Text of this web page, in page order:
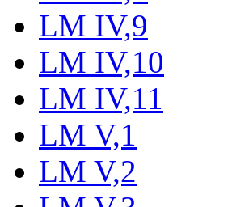
LM IV,9
LM IV,10
LM IV,11
LM V,1
LM V,2